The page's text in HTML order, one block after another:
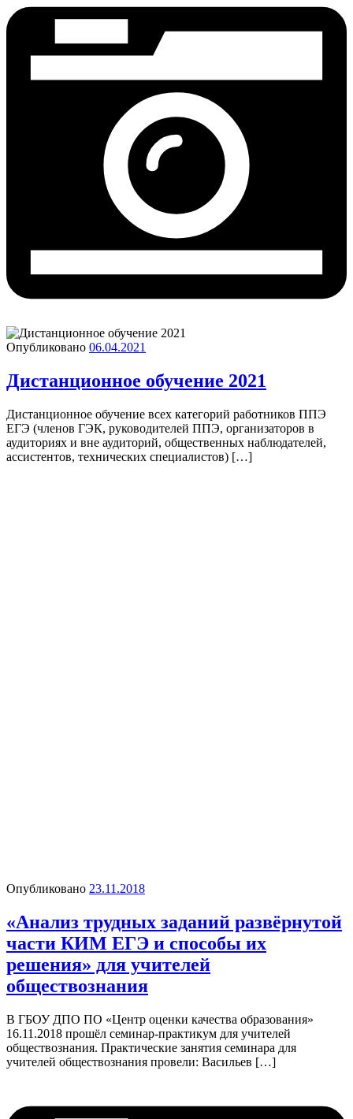
Опубликовано 06.04.2021
Дистанционное обучение 2021
Дистанционное обучение всех категорий работников ППЭ
ЕГЭ (членов ГЭК, руководителей ППЭ, организаторов в
аудиториях и вне аудиторий, общественных наблюдателей,
ассистентов, технических специалистов) […]
Опубликовано 23.11.2018
«Анализ трудных заданий развёрнутой
части КИМ ЕГЭ и способы их
решения» для учителей
обществознания
В ГБОУ ДПО ПО «Центр оценки качества образования»
16.11.2018 прошёл семинар-практикум для учителей
обществознания. Практические занятия семинара для
учителей обществознания провели: Васильев […]